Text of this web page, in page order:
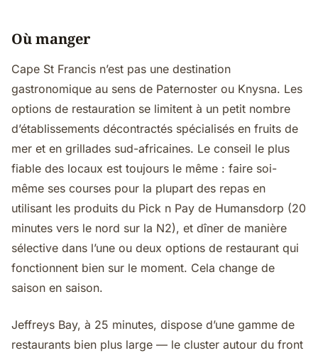
Où manger
Cape St Francis n’est pas une destination
gastronomique au sens de Paternoster ou Knysna. Les
options de restauration se limitent à un petit nombre
d’établissements décontractés spécialisés en fruits de
mer et en grillades sud-africaines. Le conseil le plus
fiable des locaux est toujours le même : faire soi-
même ses courses pour la plupart des repas en
utilisant les produits du Pick n Pay de Humansdorp (20
minutes vers le nord sur la N2), et dîner de manière
sélective dans l’une ou deux options de restaurant qui
fonctionnent bien sur le moment. Cela change de
saison en saison.
Jeffreys Bay, à 25 minutes, dispose d’une gamme de
restaurants bien plus large — le cluster autour du front